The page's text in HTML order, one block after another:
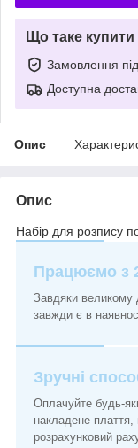
Що таке
Замовлення
Доступна
Опис
Опис
Набір для розпису
Працюємо з
Завдяки великому
завжди є в
Зручні
Оплачуйте будь-
накладене
розрахунковий